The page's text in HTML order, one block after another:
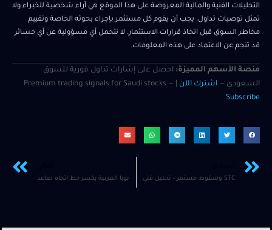
التحليلات الفنية والمالية المعروضة على هذا الموقع هي آراء شخصية للخبراء ولا
تمثل توصيات تداول. يجب أن يقوم كل مستثمر بإجراء بحوثه الخاصة وتقييم
مخاطر السوق قبل اتخاذ قرارات الاستثمار. لا نتحمل أي مسؤولية عن أي خسائر
قد تنجم عن الاعتماد على هذه المعلومات.
منصة الأسهم المميزة: احصل على إشارات تداول فورية للسوق
السعودي — اشترك الآن
Subscribe
STC وسقوط مستمر – تحليل فني بوبا العربية يكسر خط اتجاه صاعد